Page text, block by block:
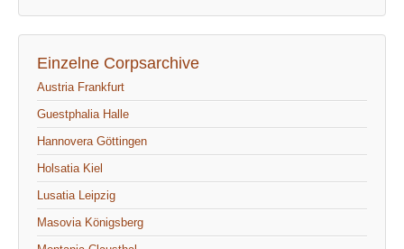
Einzelne Corpsarchive
Austria Frankfurt
Guestphalia Halle
Hannovera Göttingen
Holsatia Kiel
Lusatia Leipzig
Masovia Königsberg